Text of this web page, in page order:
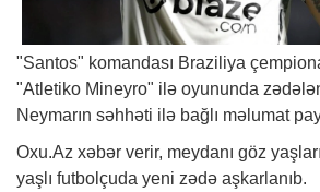
"Santos" komandası Braziliya
"Atletiko Mineyro" ilə oyununda
Neymarın səhhəti ilə bağlı məlumat
Oxu.Az xəbər verir, meydanı göz
yaşlı futbolçuda yeni zədə aşkarlanıb.